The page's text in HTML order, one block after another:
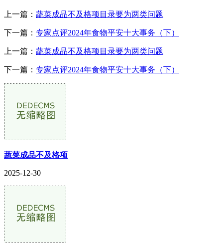
上一篇： 蔬菜成品不及格项目录要为两类问题
下一篇： 专家点评2024年食物平安十大事务（下）
上一篇： 蔬菜成品不及格项目录要为两类问题
下一篇： 专家点评2024年食物平安十大事务（下）
蔬菜成品不及格项
2025-12-30